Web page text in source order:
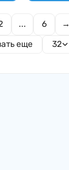
... 6
→
еще
32